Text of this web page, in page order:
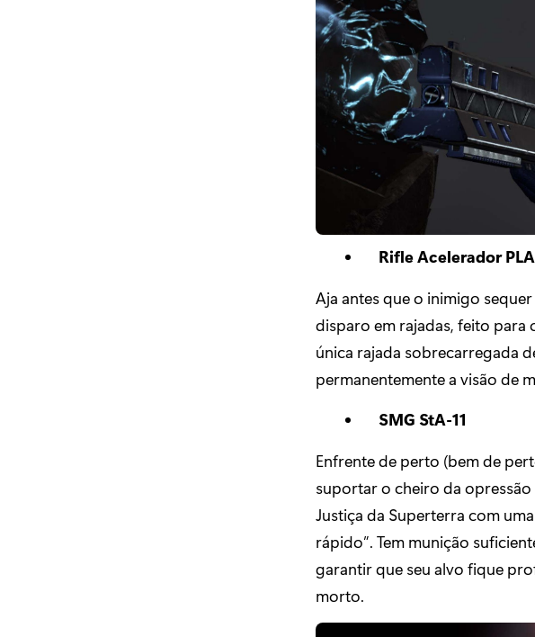
Rifle Acelerador
Aja antes que o inimigo
disparo em rajadas, feito para
única rajada sobrecarregada
permanentemente a visão de
SMG StA-11
Enfrente de perto (bem de
suportar o cheiro da
Justiça da Superterra com
rápido”. Tem munição
garantir que seu alvo fique
morto.